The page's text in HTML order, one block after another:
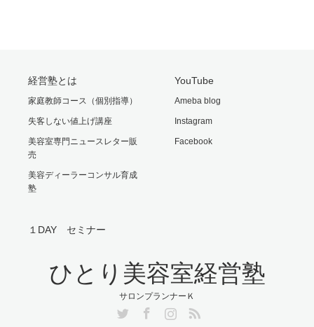
経営塾とは
家庭教師コース（個別指導）
失客しない値上げ講座
美容室専門ニュースレター販
売
美容ディーラーコンサル育成
塾
YouTube
Ameba blog
Instagram
Facebook
１DAY セミナー
ひとり美容室経営塾
サロンプランナーＫ